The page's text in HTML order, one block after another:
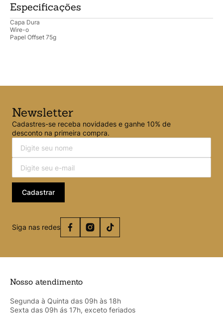
Especificações
Capa Dura
Wire-o
Papel Offset 75g
Newsletter
Cadastres-se receba novidades e ganhe 10% de
desconto na primeira compra.
Cadastrar
Siga nas redes
Nosso atendimento
Segunda à Quinta das 09h às 18h
Sexta das 09h ás 17h, exceto feriados